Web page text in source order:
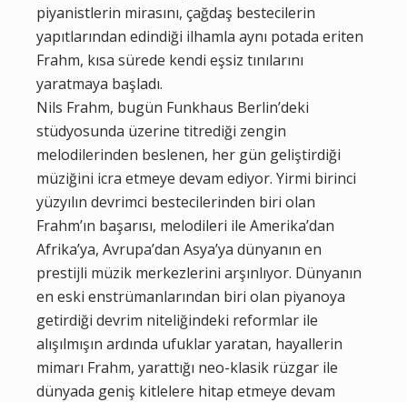
piyanistlerin mirasını, çağdaş bestecilerin
yapıtlarından edindiği ilhamla aynı potada eriten
Frahm, kısa sürede kendi eşsiz tınılarını
yaratmaya başladı.
Nils Frahm, bugün Funkhaus Berlin’deki
stüdyosunda üzerine titrediği zengin
melodilerinden beslenen, her gün geliştirdiği
müziğini icra etmeye devam ediyor. Yirmi birinci
yüzyılın devrimci bestecilerinden biri olan
Frahm’ın başarısı, melodileri ile Amerika’dan
Afrika’ya, Avrupa’dan Asya’ya dünyanın en
prestijli müzik merkezlerini arşınlıyor. Dünyanın
en eski enstrümanlarından biri olan piyanoya
getirdiği devrim niteliğindeki reformlar ile
alışılmışın ardında ufuklar yaratan, hayallerin
mimarı Frahm, yarattığı neo-klasik rüzgar ile
dünyada geniş kitlelere hitap etmeye devam